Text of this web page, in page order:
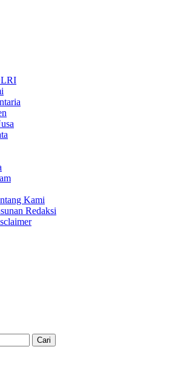
Kami
Redaksi
Cari